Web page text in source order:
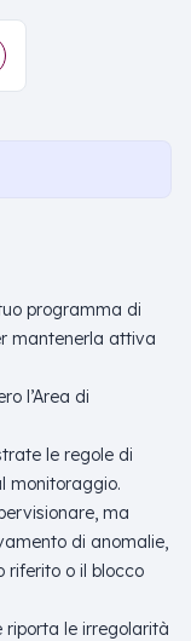
programma di
mantenerla attiva
l’Area di
le regole di
monitoraggio.
ma
di anomalie,
riferito o il blocco
riporta le irregolarità